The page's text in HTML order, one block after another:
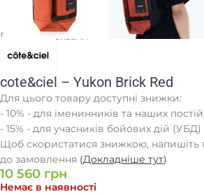
Головна/Рюкзаки
cote&ciel – Yukon Brick Red
Для цього товару доступні знижки:
- 10% - для іменинників та наших
- 15% - для учасників бойових дій (УБД)
Щоб скористатися знижкою, напишіть
до замовлення (Докладніше тут)
10 560 грн
Немає в наявності